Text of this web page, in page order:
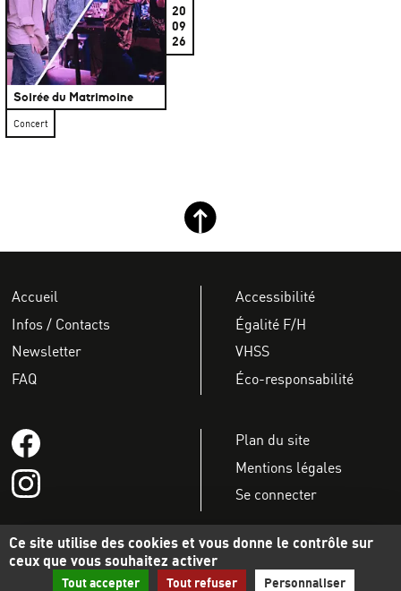
Ce site utilise des cookies et vous donne le contrôle sur
ceux que vous souhaitez activer
Tout accepter Tout refuser Personnaliser
Soirée du Matrimoine
20
09
26
Concert
Retour haut de page
Accueil
Infos / Contacts
Newsletter
FAQ
Accessibilité
Égalité F/H
VHSS
Éco-responsabilité
Plan du site
Mentions légales
Se connecter
Suivez-nous sur Facebook
Suivez-nous sur instagram
Accueil